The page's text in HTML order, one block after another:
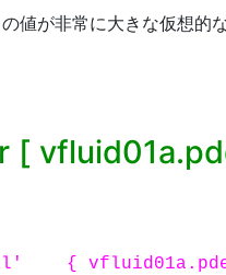
値が非常に大きな仮想的
[
{